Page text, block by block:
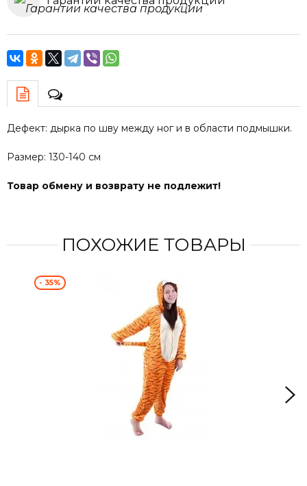
Дефект: дырка по шву между ног и в области подмышки.
Размер: 130-140 см
Товар обмену и возврату не подлежит!
ПОХОЖИЕ ТОВАРЫ
- 35%